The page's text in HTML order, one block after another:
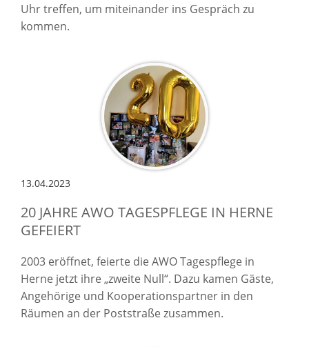
Uhr treffen, um miteinander ins Gespräch zu
kommen.
13.04.2023
20 JAHRE AWO TAGESPFLEGE IN HERNE
GEFEIERT
2003 eröffnet, feierte die AWO Tagespflege in
Herne jetzt ihre „zweite Null“. Dazu kamen Gäste,
Angehörige und Kooperationspartner in den
Räumen an der Poststraße zusammen.